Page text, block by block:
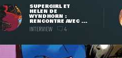
SUPERGIRL ET
HELEN DE
WYNDHORN :
RENCONTRE AVEC ...
INTERVIEW 4